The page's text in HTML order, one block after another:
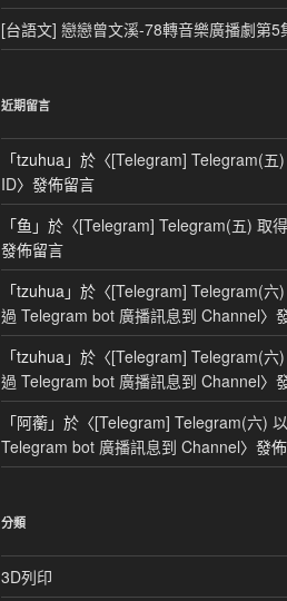
[台語文] 戀戀曾文溪-78轉音樂廣播劇第5
近期留言
「tzuhua 」於〈[Telegram] Telegram(五
ID〉發佈留言
「鱼 」於〈[Telegram] Telegram(五) 取
發佈留言
「tzuhua 」於〈[Telegram] Telegram(六
過 Telegram bot 廣播訊息到 Channel〉
「tzuhua 」於〈[Telegram] Telegram(六
過 Telegram bot 廣播訊息到 Channel〉
「阿蘅」於〈[Telegram] Telegram(六)
Telegram bot 廣播訊息到 Channel〉發
分類
3D列印